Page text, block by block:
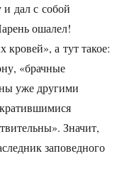
дал с собой
ошалел!
кровей», а тут такое:
«брачные
уже другими
Значит,
заповедного